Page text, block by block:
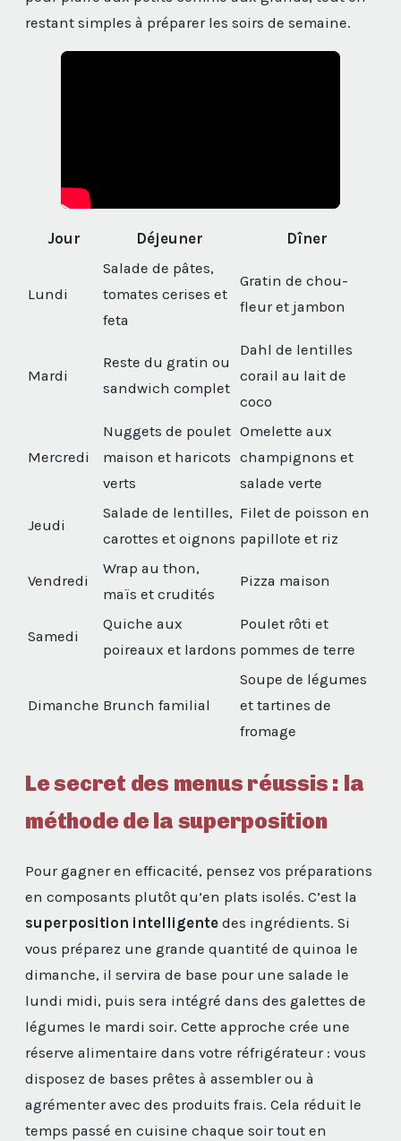
restant simples à préparer les soirs de semaine.
Jour Déjeuner Dîner
Lundi
Salade de pâtes,
tomates cerises et
feta
Gratin de chou-
fleur et jambon
Mardi
Reste du gratin ou
sandwich complet
Dahl de lentilles
corail au lait de
coco
Mercredi
Nuggets de poulet
maison et haricots
verts
Omelette aux
champignons et
salade verte
Jeudi
Salade de lentilles,
carottes et oignons
Filet de poisson en
papillote et riz
Vendredi
Wrap au thon,
maïs et crudités
Pizza maison
Samedi
Quiche aux
poireaux et lardons
Poulet rôti et
pommes de terre
Dimanche Brunch familial
Soupe de légumes
et tartines de
fromage
Le secret des menus réussis : la
méthode de la superposition
Pour gagner en efficacité, pensez vos préparations
en composants plutôt qu’en plats isolés. C’est la
superposition intelligente des ingrédients. Si
vous préparez une grande quantité de quinoa le
dimanche, il servira de base pour une salade le
lundi midi, puis sera intégré dans des galettes de
légumes le mardi soir. Cette approche crée une
réserve alimentaire dans votre réfrigérateur : vous
disposez de bases prêtes à assembler ou à
agrémenter avec des produits frais. Cela réduit le
temps passé en cuisine chaque soir tout en